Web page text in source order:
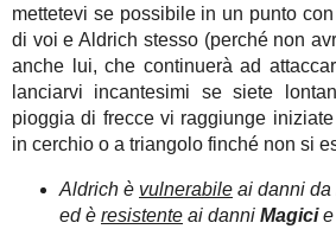
mettetevi se possibile in un punto
di voi e Aldrich stesso (perché non
anche lui, che continuerà ad
lanciarvi incantesimi se siete
pioggia di frecce vi raggiunge
in cerchio o a triangolo finché non si
Aldrich è vulnerabile ai danni da
ed è resistente ai danni Magicie